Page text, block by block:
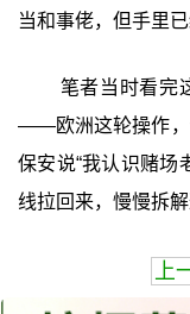
当和事佬，但手里已
笔者当时看完
——欧洲这轮操作，
保安说“我认识赌场
线拉回来，慢慢拆解
上